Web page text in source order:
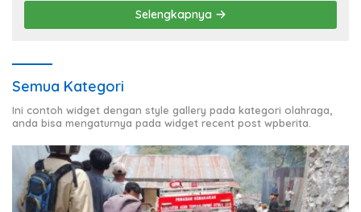
Selengkapnya
Semua Kategori
Ini contoh widget dengan style gallery pada kategori olahraga,
anda bisa mengaturnya pada widget recent post wpberita.